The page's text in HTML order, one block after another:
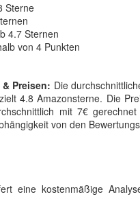
Sterne
4.7 Sternen
von 4 Punkten
Preisen: Die
4.8 Amazonsterne. Die
mit 7€
von den
eine kostenmäßige